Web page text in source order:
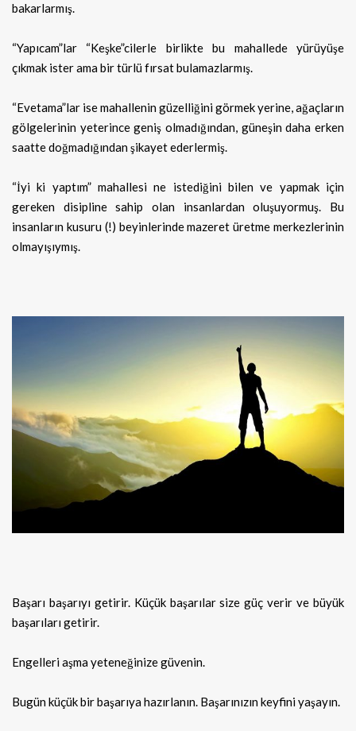
bakarlarmış.
“Yapıcam”lar “Keşke”cilerle birlikte bu mahallede yürüyüşe
çıkmak ister ama bir türlü fırsat bulamazlarmış.
“Evetama”lar ise mahallenin güzelliğini görmek yerine, ağaçların
gölgelerinin yeterince geniş olmadığından, güneşin daha erken
saatte doğmadığından şikayet ederlermiş.
“İyi ki yaptım” mahallesi ne istediğini bilen ve yapmak için
gereken disipline sahip olan insanlardan oluşuyormuş. Bu
insanların kusuru (!) beyinlerinde mazeret üretme merkezlerinin
olmayışıymış.
Başarı başarıyı getirir. Küçük başarılar size güç verir ve büyük
başarıları getirir.
Engelleri aşma yeteneğinize güvenin.
Bugün küçük bir başarıya hazırlanın. Başarınızın keyfini yaşayın.